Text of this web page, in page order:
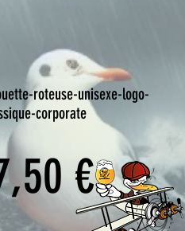
roteuse-unisexe-logo-
corporate
€Prix